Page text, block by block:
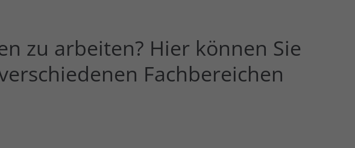
zu arbeiten? Hier können Sie
Fachbereichen